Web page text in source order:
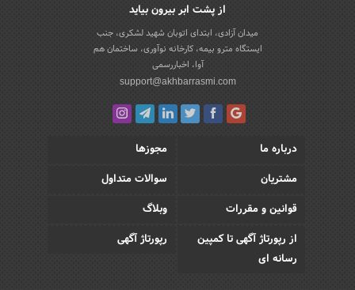
از پشت ابر بیرون بیاید
میدان آزادی، ابتدای اتوبان شهید لشکری، جنب
ایستگاه مترو بیمه، کارخانه نوآوری، ساختمان هم
آوا، اخباررسمی
support@akhbarrasmi.com
درباره ما
مجوزها
مشتریان
سوالات متداول
قوانین و مقررات
وبلاگ
از رپورتاژ آگهی تا کمپین
رسانه ای
رپورتاژ آگهی